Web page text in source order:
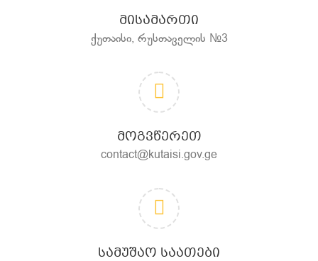
ᲛᲘᲡᲐᲛᲐᲠᲗᲘ
ქუთაისი, რუსთაველის №3
ᲛᲝᲒᲕᲬᲔᲠᲔᲗ
contact@kutaisi.gov.ge
ᲡᲐᲛᲣᲨᲐᲝ ᲡᲐᲐᲗᲔᲑᲘ